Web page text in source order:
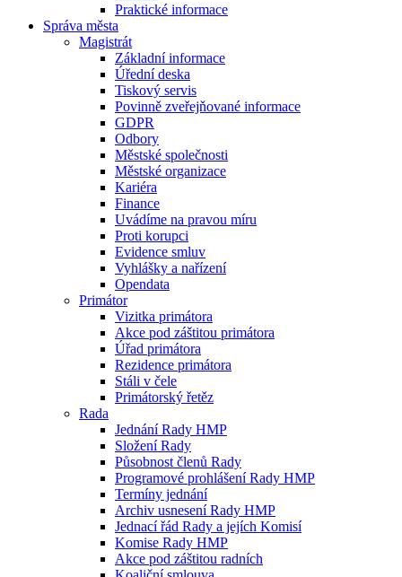
Praktické informace
Správa města
Magistrát
Základní informace
Úřední deska
Tiskový servis
Povinně zveřejňované informace
GDPR
Odbory
Městské společnosti
Městské organizace
Kariéra
Finance
Uvádíme na pravou míru
Proti korupci
Evidence smluv
Vyhlášky a nařízení
Opendata
Primátor
Vizitka primátora
Akce pod záštitou primátora
Úřad primátora
Rezidence primátora
Stáli v čele
Primátorský řetěz
Rada
Jednání Rady HMP
Složení Rady
Působnost členů Rady
Programové prohlášení Rady HMP
Termíny jednání
Archiv usnesení Rady HMP
Jednací řád Rady a jejích Komisí
Komise Rady HMP
Akce pod záštitou radních